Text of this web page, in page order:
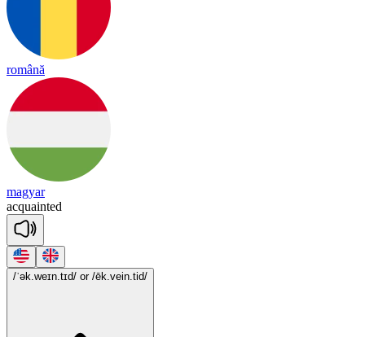
română
magyar
acquainted
/ˈək.weɪn.tɪd/ or /ēk.vein.tid/